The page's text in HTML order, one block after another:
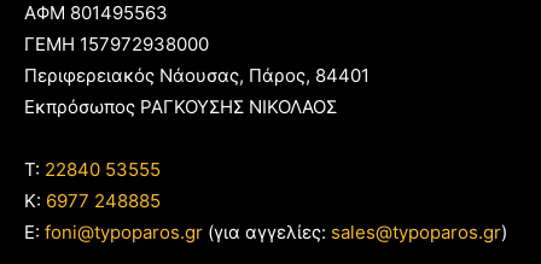
ΑΦΜ 801495563
ΓΕΜΗ 157972938000
Περιφερειακός Νάουσας, Πάρος, 84401
Εκπρόσωπος ΡΑΓΚΟΥΣΗΣ ΝΙΚΟΛΑΟΣ
T: 22840 53555
Κ: 6977 248885
E: foni@typoparos.gr (για αγγελίες: sales@typoparos.gr)